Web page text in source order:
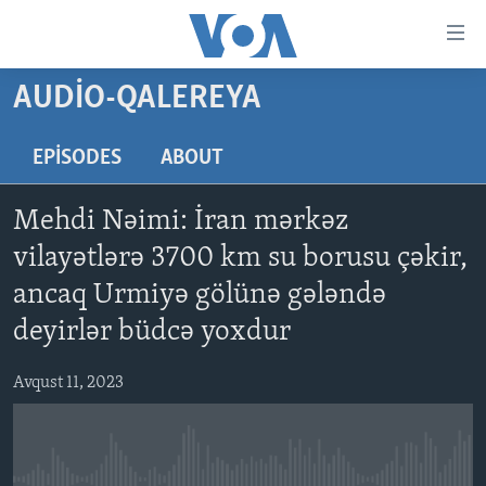
Skip
to
content
to
main
Navigation
Skip
to
PROQRAMLAR
DÜNYAYA BAXIŞ
FAKTLAR NƏ DEYIR?
DÜNYA
UKRAYNA BÖHRANI
İSRAIL-HƏMAS MÜNAQIŞƏSI
ABŞ
ABŞ SEÇKILƏRI 2024
İRAN AZƏRBAYCANI
VIDEOLAR
MEDIA AZADLIĞI
AUDIO-QALEREYA
EPISODES ABOUT
Mehdi Nəimi: İran mərkəz
vilayətlərə 3700 km su borusu çəkir,
ancaq Urmiyə gölünə gələndə
deyirlər büdcə yoxdur
Avqust 11, 2023